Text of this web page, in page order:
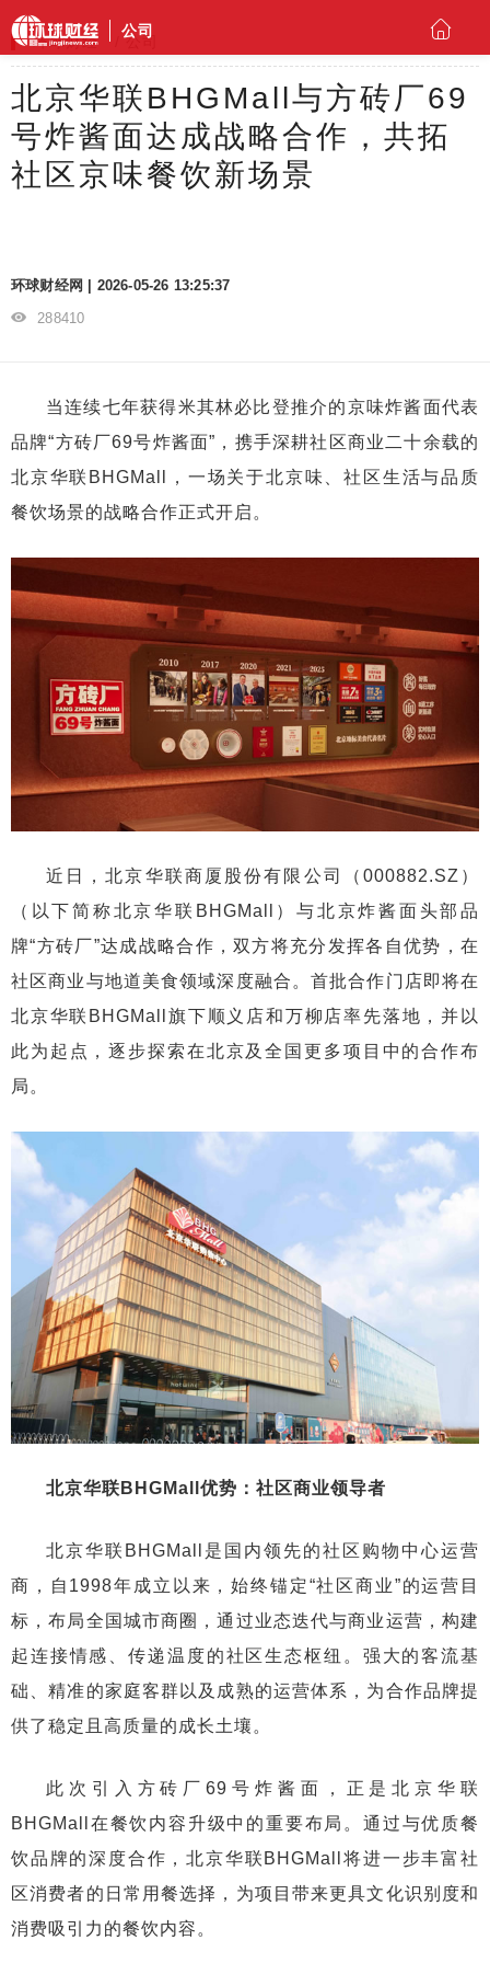
公司
环球财经 公司
北京华联BHGMall与方砖厂69
号炸酱面达成战略合作，共拓
社区京味餐饮新场景
环球财经网 | 2026-05-26 13:25:37
288410
当连续七年获得米其林必比登推介的京味炸酱面代表
品牌“方砖厂69号炸酱面”，携手深耕社区商业二十余载的
北京华联BHGMall，一场关于北京味、社区生活与品质
餐饮场景的战略合作正式开启。
近日，北京华联商厦股份有限公司（000882.SZ）
（以下简称北京华联BHGMall）与北京炸酱面头部品
牌“方砖厂”达成战略合作，双方将充分发挥各自优势，在
社区商业与地道美食领域深度融合。首批合作门店即将在
北京华联BHGMall旗下顺义店和万柳店率先落地，并以
此为起点，逐步探索在北京及全国更多项目中的合作布
局。
北京华联BHGMall优势：社区商业领导者
北京华联BHGMall是国内领先的社区购物中心运营
商，自1998年成立以来，始终锚定“社区商业”的运营目
标，布局全国城市商圈，通过业态迭代与商业运营，构建
起连接情感、传递温度的社区生态枢纽。强大的客流基
础、精准的家庭客群以及成熟的运营体系，为合作品牌提
供了稳定且高质量的成长土壤。
此次引入方砖厂69号炸酱面，正是北京华联
BHGMall在餐饮内容升级中的重要布局。通过与优质餐
饮品牌的深度合作，北京华联BHGMall将进一步丰富社
区消费者的日常用餐选择，为项目带来更具文化识别度和
消费吸引力的餐饮内容。